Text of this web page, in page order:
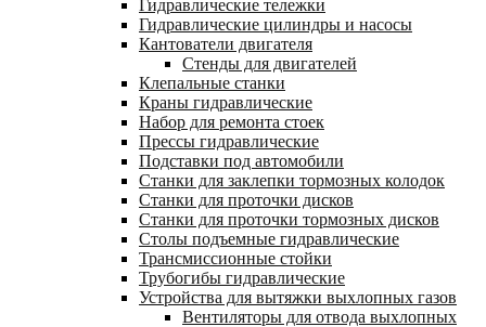
Гидравлические тележки
Гидравлические цилиндры и насосы
Кантователи двигателя
Стенды для двигателей
Клепальные станки
Краны гидравлические
Набор для ремонта стоек
Прессы гидравлические
Подставки под автомобили
Станки для заклепки тормозных колодок
Станки для проточки дисков
Станки для проточки тормозных дисков
Столы подъемные гидравлические
Трансмиссионные стойки
Трубогибы гидравлические
Устройства для вытяжки выхлопных газов
Вентиляторы для отвода выхлопных